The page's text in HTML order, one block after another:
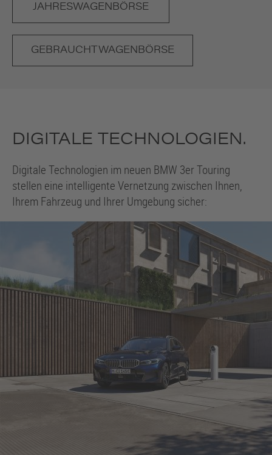
JAHRESWAGENBÖRSE
GEBRAUCHTWAGENBÖRSE
DIGITALE TECHNOLOGIEN.
Digitale Technologien im neuen BMW 3er Touring
stellen eine intelligente Vernetzung zwischen Ihnen,
Ihrem Fahrzeug und Ihrer Umgebung sicher: